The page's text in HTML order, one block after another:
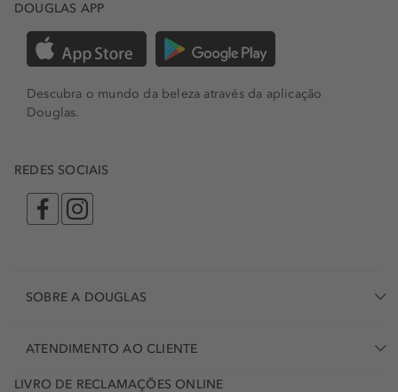
DOUGLAS APP
Descubra o mundo da beleza através da aplicação
Douglas.
REDES SOCIAIS
SOBRE A DOUGLAS
ATENDIMENTO AO CLIENTE
LIVRO DE RECLAMAÇÕES ONLINE